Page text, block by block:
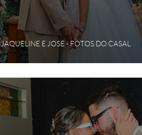
JAQUELINE E JOSE - FOTOS DO CASAL